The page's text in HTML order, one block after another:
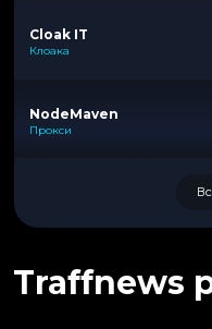
Cloak IT
Клоака
NodeMaven
Прокси
Traffnews